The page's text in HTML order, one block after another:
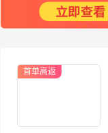
首单高返